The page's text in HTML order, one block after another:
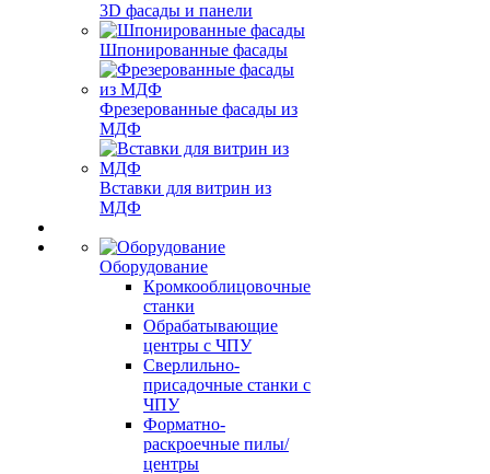
3D фасады и панели
Шпонированные фасады
Фрезерованные фасады из
МДФ
Вставки для витрин из
МДФ
Оборудование
Кромкооблицовочные
станки
Обрабатывающие
центры с ЧПУ
Сверлильно-
присадочные станки с
ЧПУ
Форматно-
раскроечные пилы/
центры